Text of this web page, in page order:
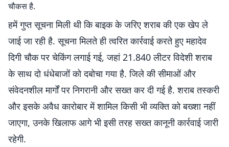
चौकस है.
हमें गुप्त सूचना मिली थी कि बाइक के जरिए शराब की एक खेप ले
जाई जा रही है. सूचना मिलते ही त्वरित कार्रवाई करते हुए महादेव
दिगी चौक पर चेकिंग लगाई गई, जहां 21.840 लीटर विदेशी शराब
के साथ दो धंधेबाजों को दबोचा गया है. जिले की सीमाओं और
संवेदनशील मार्गों पर निगरानी और सख्त कर दी गई है. शराब तस्करी
और इसके अवैध कारोबार में शामिल किसी भी व्यक्ति को बख्शा नहीं
जाएगा, उनके खिलाफ आगे भी इसी तरह सख्त कानूनी कार्रवाई जारी
रहेगी.